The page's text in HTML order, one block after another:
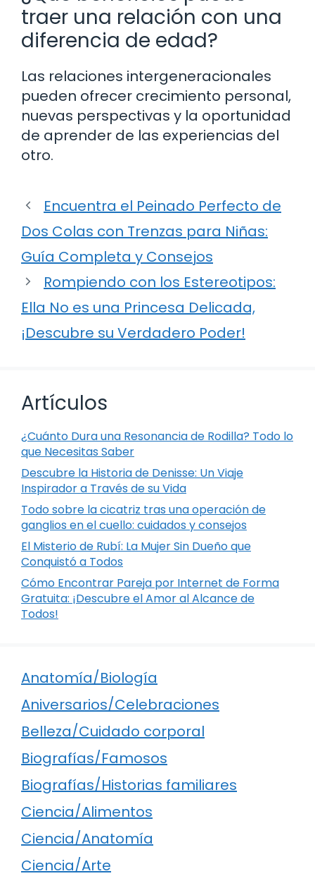
traer una relación con una
diferencia de edad?
Las relaciones intergeneracionales
pueden ofrecer crecimiento personal,
nuevas perspectivas y la oportunidad
de aprender de las experiencias del
otro.
Encuentra el Peinado Perfecto de
Dos Colas con Trenzas para Niñas:
Guía Completa y Consejos
Rompiendo con los Estereotipos:
Ella No es una Princesa Delicada,
¡Descubre su Verdadero Poder!
Artículos
¿Cuánto Dura una Resonancia de Rodilla? Todo lo
que Necesitas Saber
Descubre la Historia de Denisse: Un Viaje
Inspirador a Través de su Vida
Todo sobre la cicatriz tras una operación de
ganglios en el cuello: cuidados y consejos
El Misterio de Rubí: La Mujer Sin Dueño que
Conquistó a Todos
Cómo Encontrar Pareja por Internet de Forma
Gratuita: ¡Descubre el Amor al Alcance de
Todos!
Anatomía/Biología
Aniversarios/Celebraciones
Belleza/Cuidado corporal
Biografías/Famosos
Biografías/Historias familiares
Ciencia/Alimentos
Ciencia/Anatomía
Ciencia/Arte